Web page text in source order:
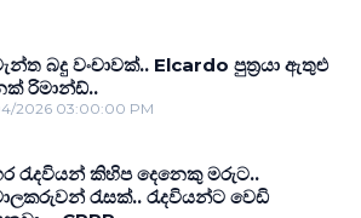
බදු වංචාවක්.. Elcardo පුත‍්‍රයා ඇතුළු
රිමාන්ඩ්..
2026 03:00:00 PM
රැදවියන් කිහිප දෙනෙකු මරුට..
රැසක්.. රැදවියන්ට වෙඩි